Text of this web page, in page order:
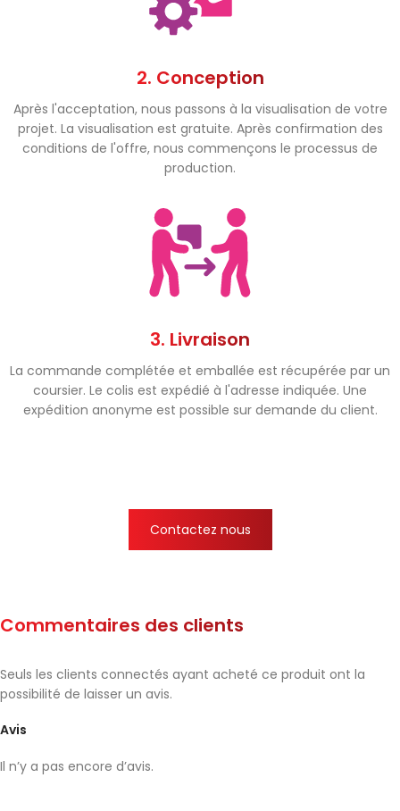
2. Conception
Après l'acceptation, nous passons à la visualisation de votre
projet. La visualisation est gratuite. Après confirmation des
conditions de l'offre, nous commençons le processus de
production.
3. Livraison
La commande complétée et emballée est récupérée par un
coursier. Le colis est expédié à l'adresse indiquée. Une
expédition anonyme est possible sur demande du client.
Contactez nous
Commentaires des clients
Avis
Il n’y a pas encore d’avis.
Seuls les clients connectés ayant acheté ce produit ont la
possibilité de laisser un avis.